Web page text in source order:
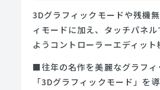
3Dグラフィックモードや残機
ィモードに加え、タッチパネ
ようコントローラーエディット
■往年の名作を美麗なグラフィ
「3Dグラフィックモード」を